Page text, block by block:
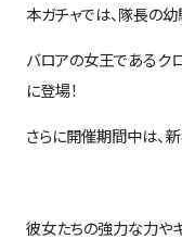
本ガチャでは、隊長の幼
バロアの女王であるク
に登場！
さらに開催期間中は、
彼女たちの強力な力や